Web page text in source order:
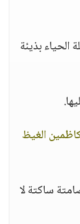
بذيئة
الغيظ
ساكتة لا